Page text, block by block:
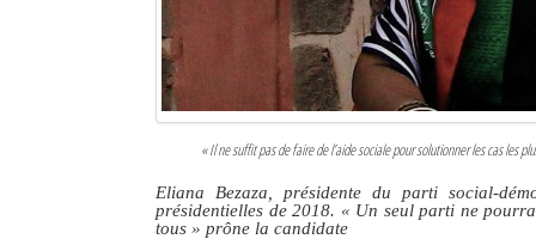
«Il ne suffit pas de faire de l’aide sociale pour solutionner les cas les
Eliana Bezaza, présidente du parti social-
présidentielles de 2018. « Un seul parti ne
tous » prône la candidate